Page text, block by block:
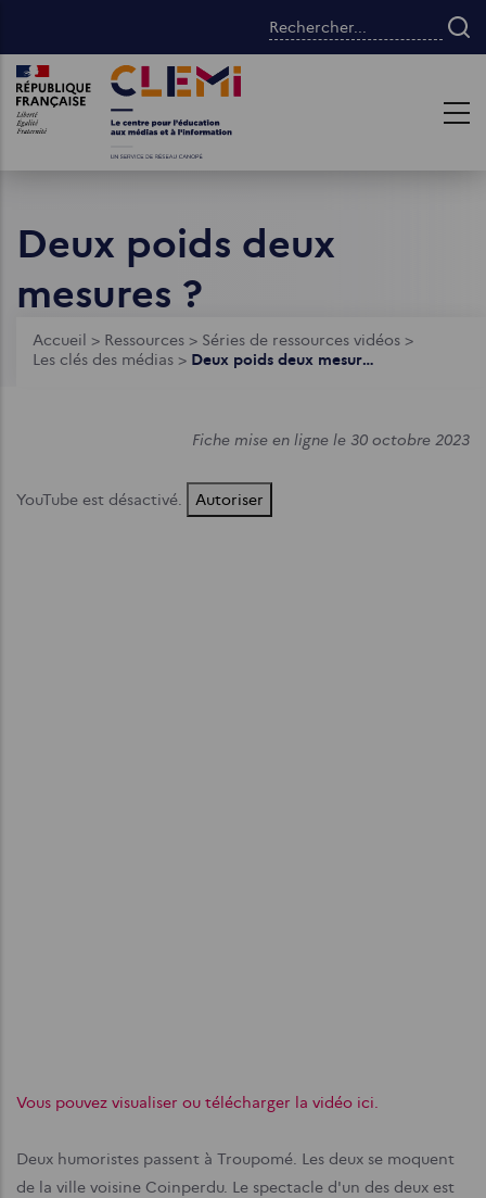
contenu
principal
Rechercher...
Images Images
Deux poids deux
mesures ?
Fil
Accueil > Ressources > Séries de ressources vidéos >
Les clés des médias > Deux poids deux mesures ?
Fiche mise en ligne le 30 octobre 2023
YouTube est désactivé. Autoriser
Vous pouvez visualiser ou télécharger la vidéo ici.
Deux humoristes passent à Troupomé. Les deux se moquent
de la ville voisine Coinperdu. Le spectacle d'un des deux est